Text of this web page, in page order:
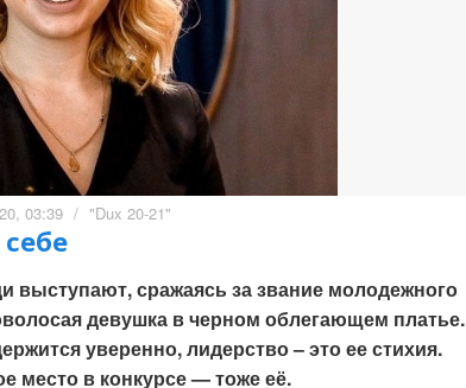
03:39 / "Dux 20-21"
сражаясь за звание молодежного
девушка в черном облегающем платье.
уверенно, лидерство – это ее стихия.
место в конкурсе — тоже её.